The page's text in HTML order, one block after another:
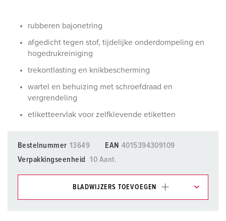
rubberen bajonetring
afgedicht tegen stof, tijdelijke onderdompeling en
hogedrukreiniging
trekontlasting en knikbescherming
wartel en behuizing met schroefdraad en
vergrendeling
etiketteervlak voor zelfklevende etiketten
Bestelnummer 13649 EAN 4015394309109
Verpakkingseenheid
10 Aant.
BLADWIJZERS TOEVOEGEN